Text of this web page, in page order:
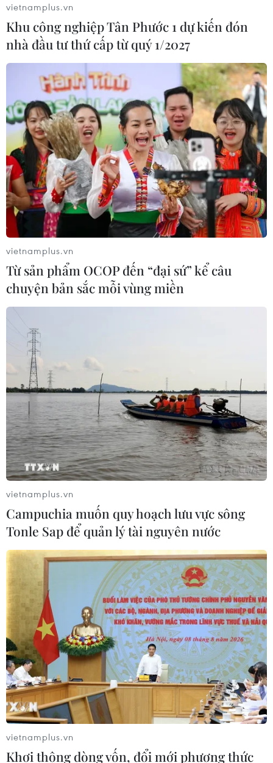
vietnamplus.vn
Khu công nghiệp Tân Phước 1 dự kiến đón
nhà đầu tư thứ cấp từ quý 1/2027
vietnamplus.vn
Từ sản phẩm OCOP đến “đại sứ” kể câu
chuyện bản sắc mỗi vùng miền
vietnamplus.vn
Campuchia muốn quy hoạch lưu vực sông
Tonle Sap để quản lý tài nguyên nước
vietnamplus.vn
Khơi thông dòng vốn, đổi mới phương thức